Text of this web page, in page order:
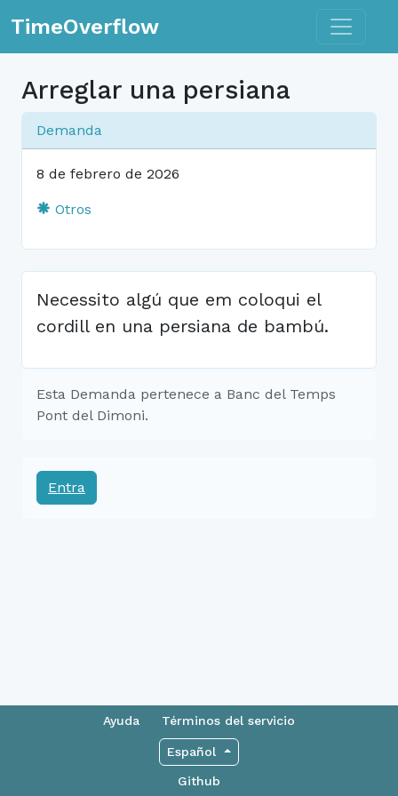
TimeOverflow Toggle
Arreglar una persiana
Demanda
8 de febrero de 2026
Otros
Necessito algú que em coloqui el
cordill en una persiana de bambú.
Esta Demanda pertenece a Banc del Temps
Pont del Dimoni.
Entra
Ayuda Términos del servicio
Español
Github